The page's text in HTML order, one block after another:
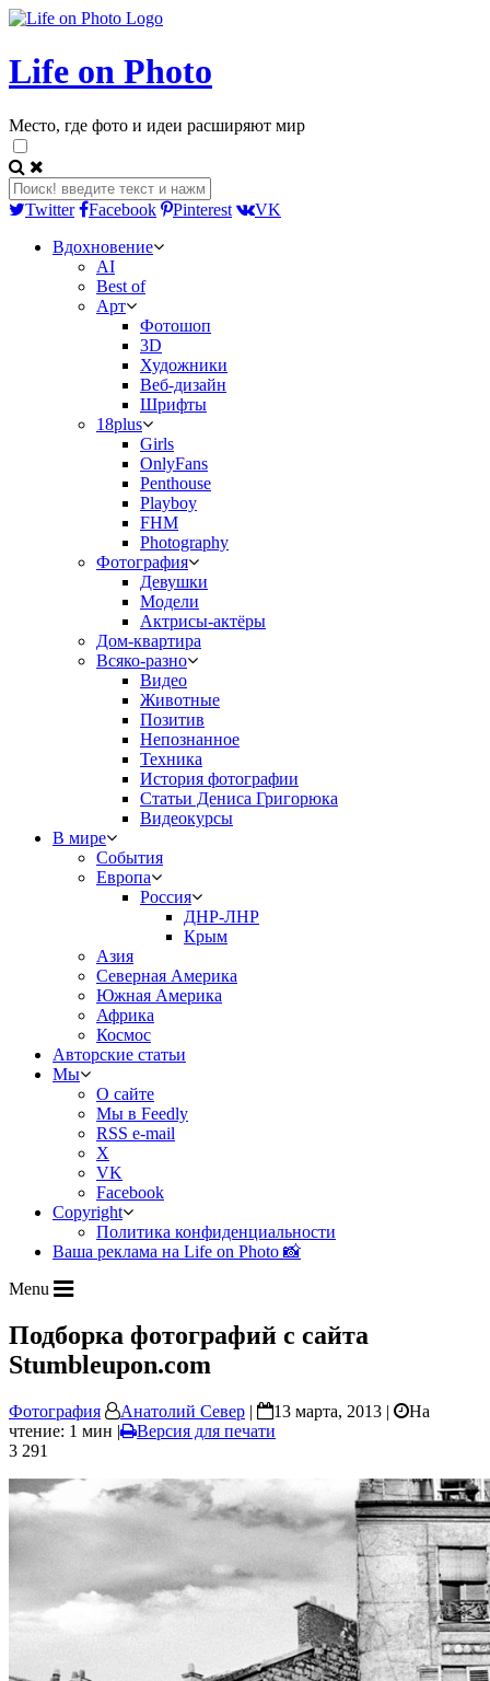
Life on Photo
Место, где фото и идеи расширяют мир
Twitter Facebook Pinterest
VK
Вдохновение
AI
Best of
Арт
Фотошоп
3D
Художники
Веб-дизайн
Шрифты
18plus
Girls
OnlyFans
Penthouse
Playboy
FHM
Photography
Фотография
Девушки
Модели
Актрисы-актёры
Дом-квартира
Всяко-разно
Видео
Животные
Позитив
Непознанное
Техника
История фотографии
Статьи Дениса Григорюка
Видеокурсы
В мире
События
Европа
Россия
ДНР-ЛНР
Крым
Азия
Северная Америка
Южная Америка
Африка
Космос
Авторские статьи
Мы
О сайте
Мы в Feedly
RSS e-mail
X
VK
Facebook
Copyright
Политика конфиденциальности
Ваша реклама на Life on Photo 📸
Menu
Подборка фотографий с сайта
Stumbleupon.com
Фотография Анатолий Север | 13 марта, 2013 |
На
чтение: 1 мин |
Версия для печати
3 291